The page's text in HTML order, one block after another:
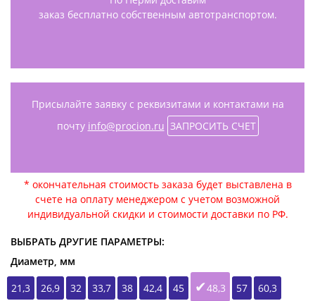
заказ бесплатно собственным автотранспортом.
Присылайте заявку с реквизитами и контактами на
почту info@procion.ru ЗАПРОСИТЬ СЧЕТ
* окончательная стоимость заказа будет выставлена в
счете на оплату менеджером с учетом возможной
индивидуальной скидки и стоимости доставки по РФ.
ВЫБРАТЬ ДРУГИЕ ПАРАМЕТРЫ:
Диаметр, мм
21,3
26,9 32 33,7 38 42,4 45 48,3 57 60,3